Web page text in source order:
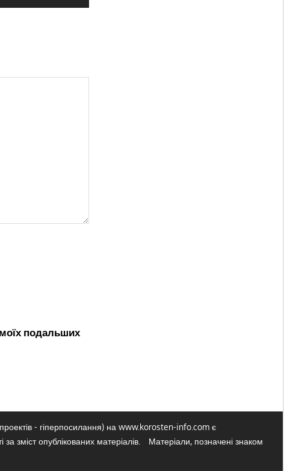
подальших
- гіперпосилання) на www.korosten-info.com є
зміст опублікованих матеріалів.
Матеріали, позначені знаком